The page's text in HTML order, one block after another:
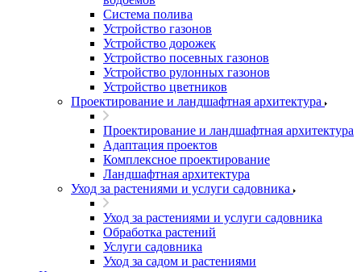
Система полива
Устройство газонов
Устройство дорожек
Устройство посевных газонов
Устройство рулонных газонов
Устройство цветников
Проектирование и ландшафтная архитектура
Проектирование и ландшафтная архитектура
Адаптация проектов
Комплексное проектирование
Ландшафтная архитектура
Уход за растениями и услуги садовника
Уход за растениями и услуги садовника
Обработка растений
Услуги садовника
Уход за садом и растениями